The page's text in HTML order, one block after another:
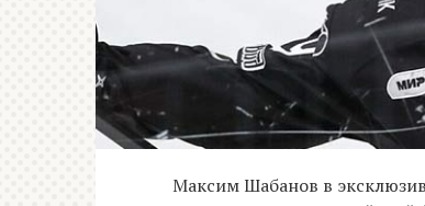
Максим Шабанов в